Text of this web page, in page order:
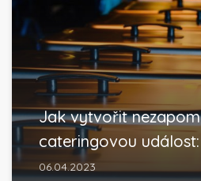
Jak vytvořit
cateringovou
06.04.2023